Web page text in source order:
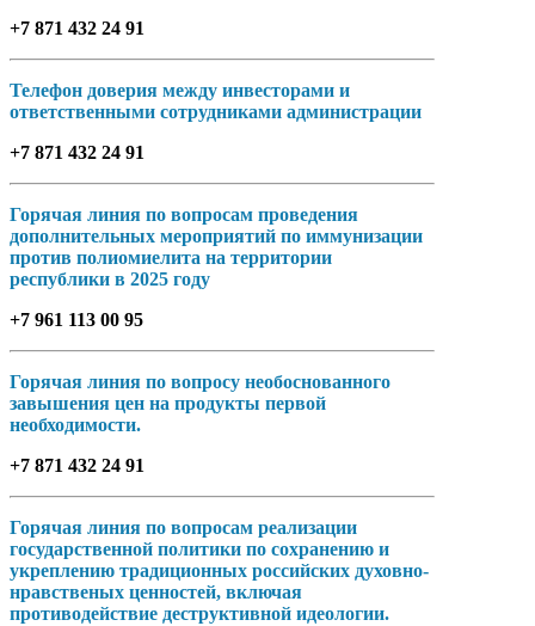
+7 871 432 24 91
Телефон доверия между инвесторами и
ответственными сотрудниками администрации
+7 871 432 24 91
Горячая линия по вопросам проведения
дополнительных мероприятий по иммунизации
против полиомиелита на территории
республики в 2025 году
+7 961 113 00 95
Горячая линия по вопросу необоснованного
завышения цен на продукты первой
необходимости.
+7 871 432 24 91
Горячая линия по вопросам реализации
государственной политики по сохранению и
укреплению традиционных российских духовно-
нравственых ценностей, включая
противодействие деструктивной идеологии.